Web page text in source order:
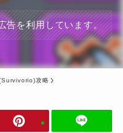
告を利用しています。
攻略